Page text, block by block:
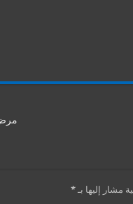
مشار إليها بـ *